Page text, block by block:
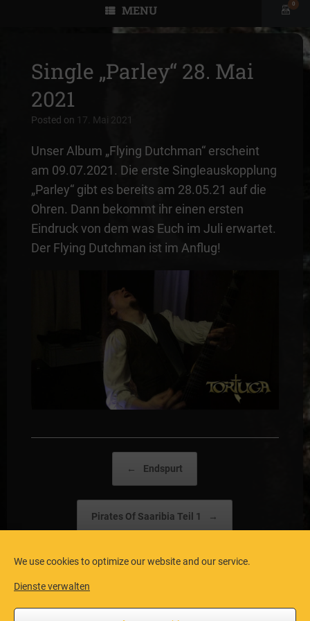
We use cookies to optimize our website and our service.
Dienste verwalten
MENU
View
cart
0
Single „Parley“ 28. Mai
2021
Posted on 17. Mai 2021
Unser Album „Flying Dutchman“ erscheint
am 09.07.2021. Die erste Singleauskopplung
„Parley“ gibt es bereits am 28.05.21 auf die
Ohren. Dann bekommt ihr einen ersten
Eindruck von dem was Euch im Juli erwartet.
Der Flying Dutchman ist im Anflug!
← Endspurt
Pirates Of Saaribia Teil 1 →